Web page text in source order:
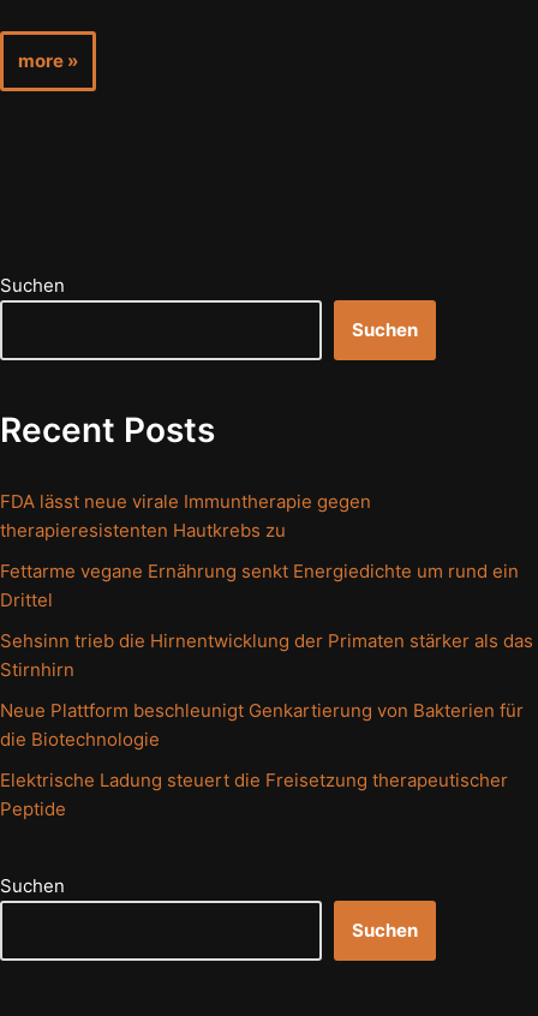
more »
Suchen
Suchen
Recent Posts
FDA lässt neue virale Immuntherapie gegen
therapieresistenten Hautkrebs zu
Fettarme vegane Ernährung senkt Energiedichte um rund ein
Drittel
Sehsinn trieb die Hirnentwicklung der Primaten stärker als das
Stirnhirn
Neue Plattform beschleunigt Genkartierung von Bakterien für
die Biotechnologie
Elektrische Ladung steuert die Freisetzung therapeutischer
Peptide
Suchen
Suchen